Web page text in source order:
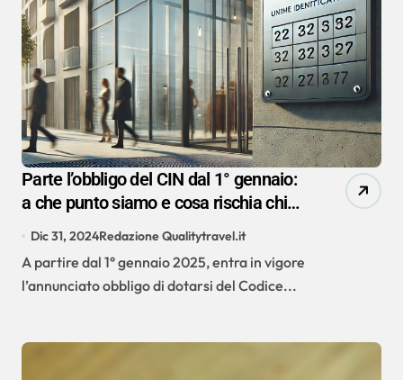
Parte l’obbligo del CIN dal 1° gennaio:
a che punto siamo e cosa rischia chi
Dic 31, 2024Redazione Qualitytravel.it
A partire dal 1° gennaio 2025, entra in vigore
l’annunciato obbligo di dotarsi del Codice...